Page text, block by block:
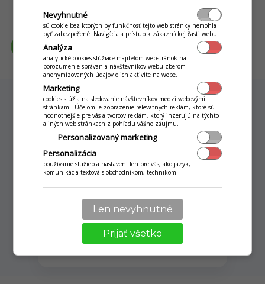
Online webinár
Ako vyťažiť z funkcionality maximum, čo
vám ponúka a ako ju správne nastaviť?
Pozrite si náš video návod.
POZRIEŤ WEBINÁR
Nevyhnutné
sú cookie bez ktorých by funkčnosť tejto web stránky nemohla
byť zabezpečené. Navigácia a prístup k zákazníckej časti webu.
Analýza
analytické cookies slúžiace majiteľom webstránok na
porozumenie správania návštevníkov webu zberom
anonymizovaných údajov o ich aktivite na webe.
Marketing
cookies slúžia na sledovanie návštevníkov medzi webovými
stránkami. Účelom je zobrazenie relevatných reklám, ktoré sú
hodnotnejšie pre vás a tvorcov reklám, ktorý inzerujú na týchto
a iných web stránkach z pohľadu vášho záujmu.
Personalizovaný marketing
Personalizácia
používanie služieb a nastavení len pre vás, ako jazyk,
komunikácia textová s obchodníkom, technikom.
Len nevyhnutné
Prijať všetko